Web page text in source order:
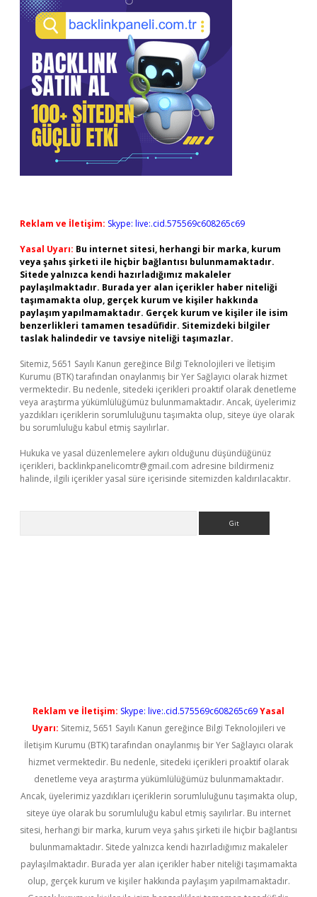
Reklam ve İletişim: Skype: live:.cid.575569c608265c69
Yasal Uyarı: Bu internet sitesi, herhangi bir marka, kurum
veya şahıs şirketi ile hiçbir bağlantısı bulunmamaktadır.
Sitede yalnızca kendi hazırladığımız makaleler
paylaşılmaktadır. Burada yer alan içerikler haber niteliği
taşımamakta olup, gerçek kurum ve kişiler hakkında
paylaşım yapılmamaktadır. Gerçek kurum ve kişiler ile isim
benzerlikleri tamamen tesadüfidir. Sitemizdeki bilgiler
taslak halindedir ve tavsiye niteliği taşımazlar.
Sitemiz, 5651 Sayılı Kanun gereğince Bilgi Teknolojileri ve İletişim
Kurumu (BTK) tarafından onaylanmış bir Yer Sağlayıcı olarak hizmet
vermektedir. Bu nedenle, sitedeki içerikleri proaktif olarak denetleme
veya araştırma yükümlülüğümüz bulunmamaktadır. Ancak, üyelerimiz
yazdıkları içeriklerin sorumluluğunu taşımakta olup, siteye üye olarak
bu sorumluluğu kabul etmiş sayılırlar.
Hukuka ve yasal düzenlemelere aykırı olduğunu düşündüğünüz
içerikleri, backlinkpanelicomtr@gmail.com adresine bildirmeniz
halinde, ilgili içerikler yasal süre içerisinde sitemizden kaldırılacaktır.
Reklam ve İletişim: Skype: live:.cid.575569c608265c69Yasal
Uyarı: Sitemiz, 5651 Sayılı Kanun gereğince Bilgi Teknolojileri ve
İletişim Kurumu (BTK) tarafından onaylanmış bir Yer Sağlayıcı olarak
hizmet vermektedir. Bu nedenle, sitedeki içerikleri proaktif olarak
denetleme veya araştırma yükümlülüğümüz bulunmamaktadır.
Ancak, üyelerimiz yazdıkları içeriklerin sorumluluğunu taşımakta olup,
siteye üye olarak bu sorumluluğu kabul etmiş sayılırlar. Bu internet
sitesi, herhangi bir marka, kurum veya şahıs şirketi ile hiçbir bağlantısı
bulunmamaktadır. Sitede yalnızca kendi hazırladığımız makaleler
paylaşılmaktadır. Burada yer alan içerikler haber niteliği taşımamakta
olup, gerçek kurum ve kişiler hakkında paylaşım yapılmamaktadır.